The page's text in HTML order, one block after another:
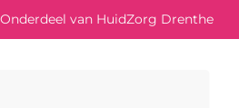
Onderdeel van HuidZorg Drenthe